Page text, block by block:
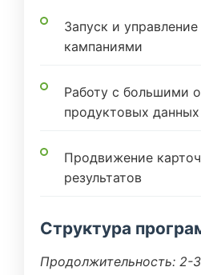
Запуск и
кампаниями
Работу с большими
продуктовых данных
Продвижение
результатов
Структура
Продолжительность: 2-